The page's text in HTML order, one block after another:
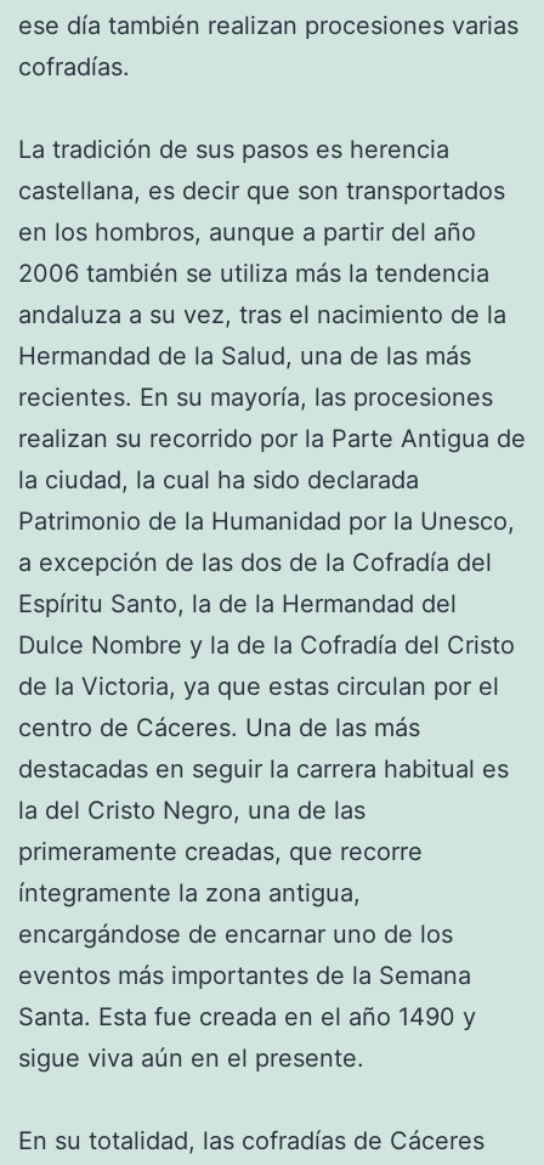
ese día también realizan procesiones varias
cofradías.
La tradición de sus pasos es herencia
castellana, es decir que son transportados
en los hombros, aunque a partir del año
2006 también se utiliza más la tendencia
andaluza a su vez, tras el nacimiento de la
Hermandad de la Salud, una de las más
recientes. En su mayoría, las procesiones
realizan su recorrido por la Parte Antigua de
la ciudad, la cual ha sido declarada
Patrimonio de la Humanidad por la Unesco,
a excepción de las dos de la Cofradía del
Espíritu Santo, la de la Hermandad del
Dulce Nombre y la de la Cofradía del Cristo
de la Victoria, ya que estas circulan por el
centro de Cáceres. Una de las más
destacadas en seguir la carrera habitual es
la del Cristo Negro, una de las
primeramente creadas, que recorre
íntegramente la zona antigua,
encargándose de encarnar uno de los
eventos más importantes de la Semana
Santa. Esta fue creada en el año 1490 y
sigue viva aún en el presente.
En su totalidad, las cofradías de Cáceres